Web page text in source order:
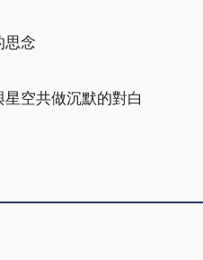
思念
星空共做沉默的對白